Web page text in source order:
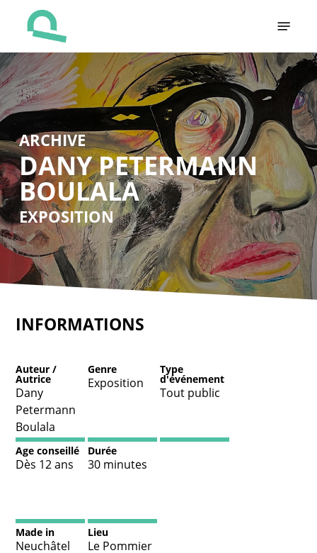
content
ARCHIVE
DANY PETERMANN
BOULALA
EXPOSITION
INFORMATIONS
Auteur /
Autrice
Dany
Petermann
Boulala
Genre
Exposition
Type
d'événement
Tout public
Age conseillé
Dès 12 ans
Durée
30 minutes
Made in
Neuchâtel
Lieu
Le Pommier